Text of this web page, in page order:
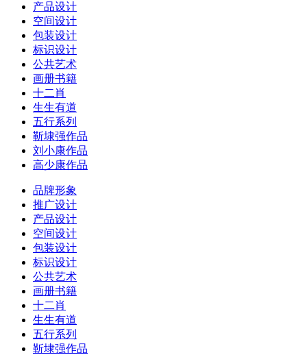
产品设计
空间设计
包装设计
标识设计
公共艺术
画册书籍
十二肖
生生有道
五行系列
靳埭强作品
刘小康作品
高少康作品
品牌形象
推广设计
产品设计
空间设计
包装设计
标识设计
公共艺术
画册书籍
十二肖
生生有道
五行系列
靳埭强作品